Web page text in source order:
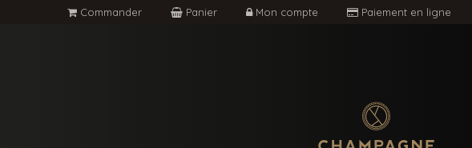
Commander Panier Mon compte Paiement en ligne